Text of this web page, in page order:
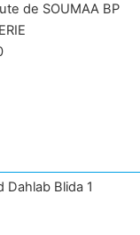
de SOUMAA BP
Blida 1